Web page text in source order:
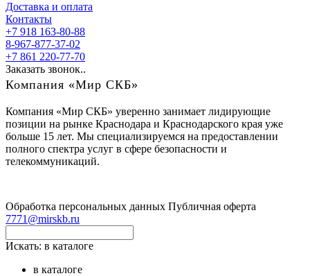
Доставка и оплата
Контакты
+7 918 163-80-88
8-967-877-37-02
+7 861 220-77-70
Заказать звонок..
Компания «Мир СКБ»
Компания «Мир СКБ» уверенно занимает лидирующие
позиции на рынке Краснодара и Краснодарского края уже
больше 15 лет. Мы специализируемся на предоставлении
полного спектра услуг в сфере безопасности и
телекоммуникаций.
Обработка персональных данных Публичная оферта
7771@mirskb.ru
Искать: в каталоге
в каталоге